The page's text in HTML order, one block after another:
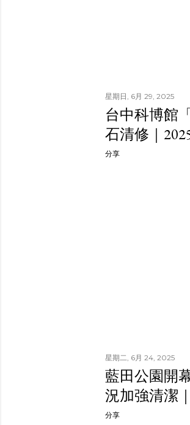
星期日, 6月 29, 2025
台中科博館
石清修｜
分享
星期二, 6月 24, 2025
藍田公園開
況加強清潔
分享